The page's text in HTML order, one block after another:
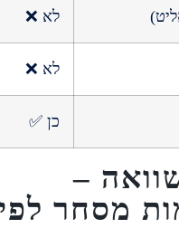
–
לפי סוג